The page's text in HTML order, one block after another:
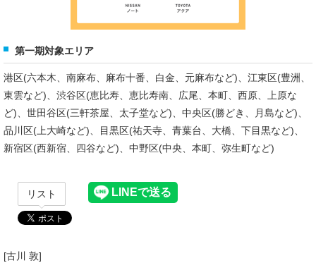
第一期対象エリア
港区(六本木、南麻布、麻布十番、白金、元麻布など)、江東区(豊洲、
東雲など)、渋谷区(恵比寿、恵比寿南、広尾、本町、西原、上原な
ど)、世田谷区(三軒茶屋、太子堂など)、中央区(勝どき、月島など)、
品川区(上大崎など)、目黒区(祐天寺、青葉台、大橋、下目黒など)、
新宿区(西新宿、四谷など)、中野区(中央、本町、弥生町など)
リスト
[古川 敦]